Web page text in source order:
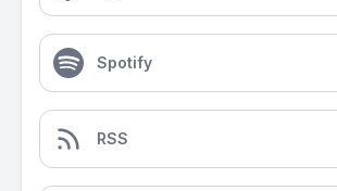
Spotify
RSS